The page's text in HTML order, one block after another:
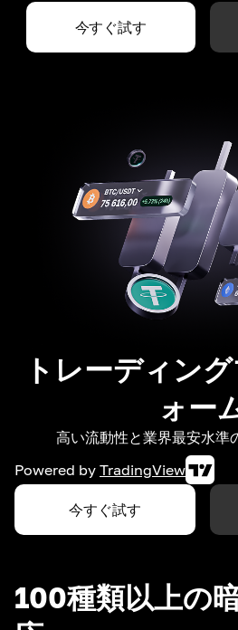
今すぐ試す
トレーディン
ォー
高い流動性と業界最安水準
Powered by TradingView
今すぐ試す
100種類以上の